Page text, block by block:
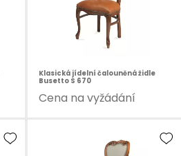
Klasická jídelní čalouněná židle
Busetto S 670
Cena na vyžádání